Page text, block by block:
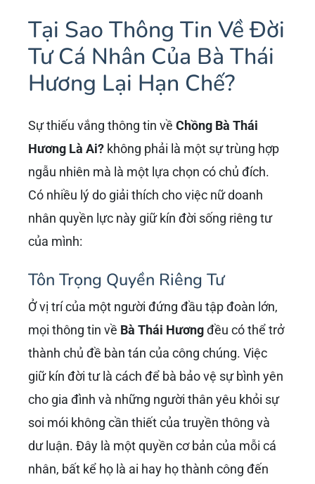
Tại Sao Thông Tin Về Đời
Tư Cá Nhân Của Bà Thái
Hương Lại Hạn Chế?
Sự thiếu vắng thông tin về Chồng Bà Thái
Hương Là Ai? không phải là một sự trùng hợp
ngẫu nhiên mà là một lựa chọn có chủ đích.
Có nhiều lý do giải thích cho việc nữ doanh
nhân quyền lực này giữ kín đời sống riêng tư
của mình:
Tôn Trọng Quyền Riêng Tư
Ở vị trí của một người đứng đầu tập đoàn lớn,
mọi thông tin về Bà Thái Hươngđều có thể trở
thành chủ đề bàn tán của công chúng. Việc
giữ kín đời tư là cách để bà bảo vệ sự bình yên
cho gia đình và những người thân yêu khỏi sự
soi mói không cần thiết của truyền thông và
dư luận. Đây là một quyền cơ bản của mỗi cá
nhân, bất kể họ là ai hay họ thành công đến